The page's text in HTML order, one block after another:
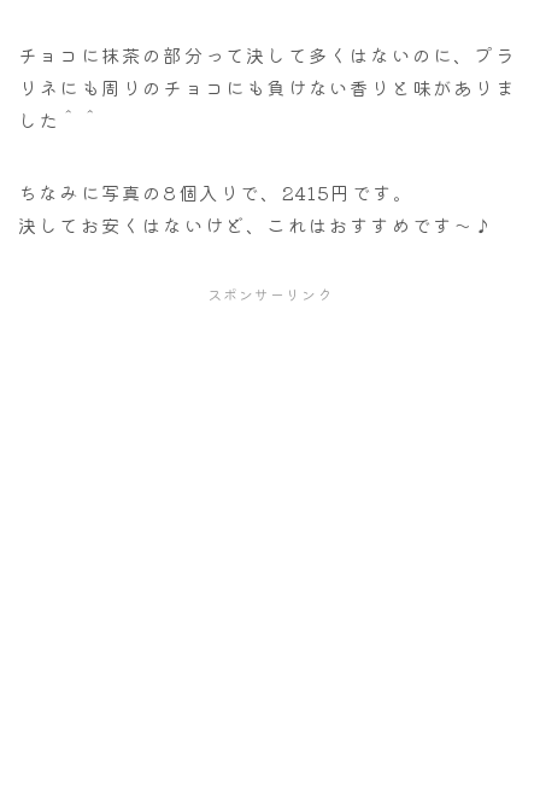
チョコに抹茶の部分って決して多くはないのに、プラ
リネにも周りのチョコにも負けない香りと味がありま
した＾＾
ちなみに写真の8個入りで、2415円です。
決してお安くはないけど、これはおすすめです～♪
スポンサーリンク